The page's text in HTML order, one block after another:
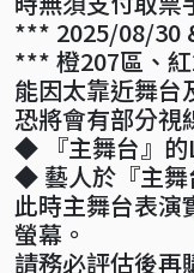
*** 2025/08/30
*** 橙207區、
能因太靠近舞台
恐將會有部分視
◆ 『主舞台』的
◆ 藝人於『主舞
此時主舞台表演
螢幕。
請務必評估後再